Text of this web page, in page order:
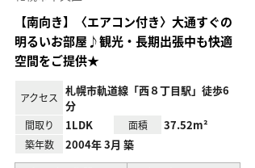
【南向き】〈エアコン付き〉大通すぐの
明るいお部屋♪観光・長期出張中も快適
空間をご提供★
アクセス
札幌市軌道線「西８丁目駅」徒歩6
分
間取り 1LDK 面積 37.52m²
築年数 2004年 3月 築